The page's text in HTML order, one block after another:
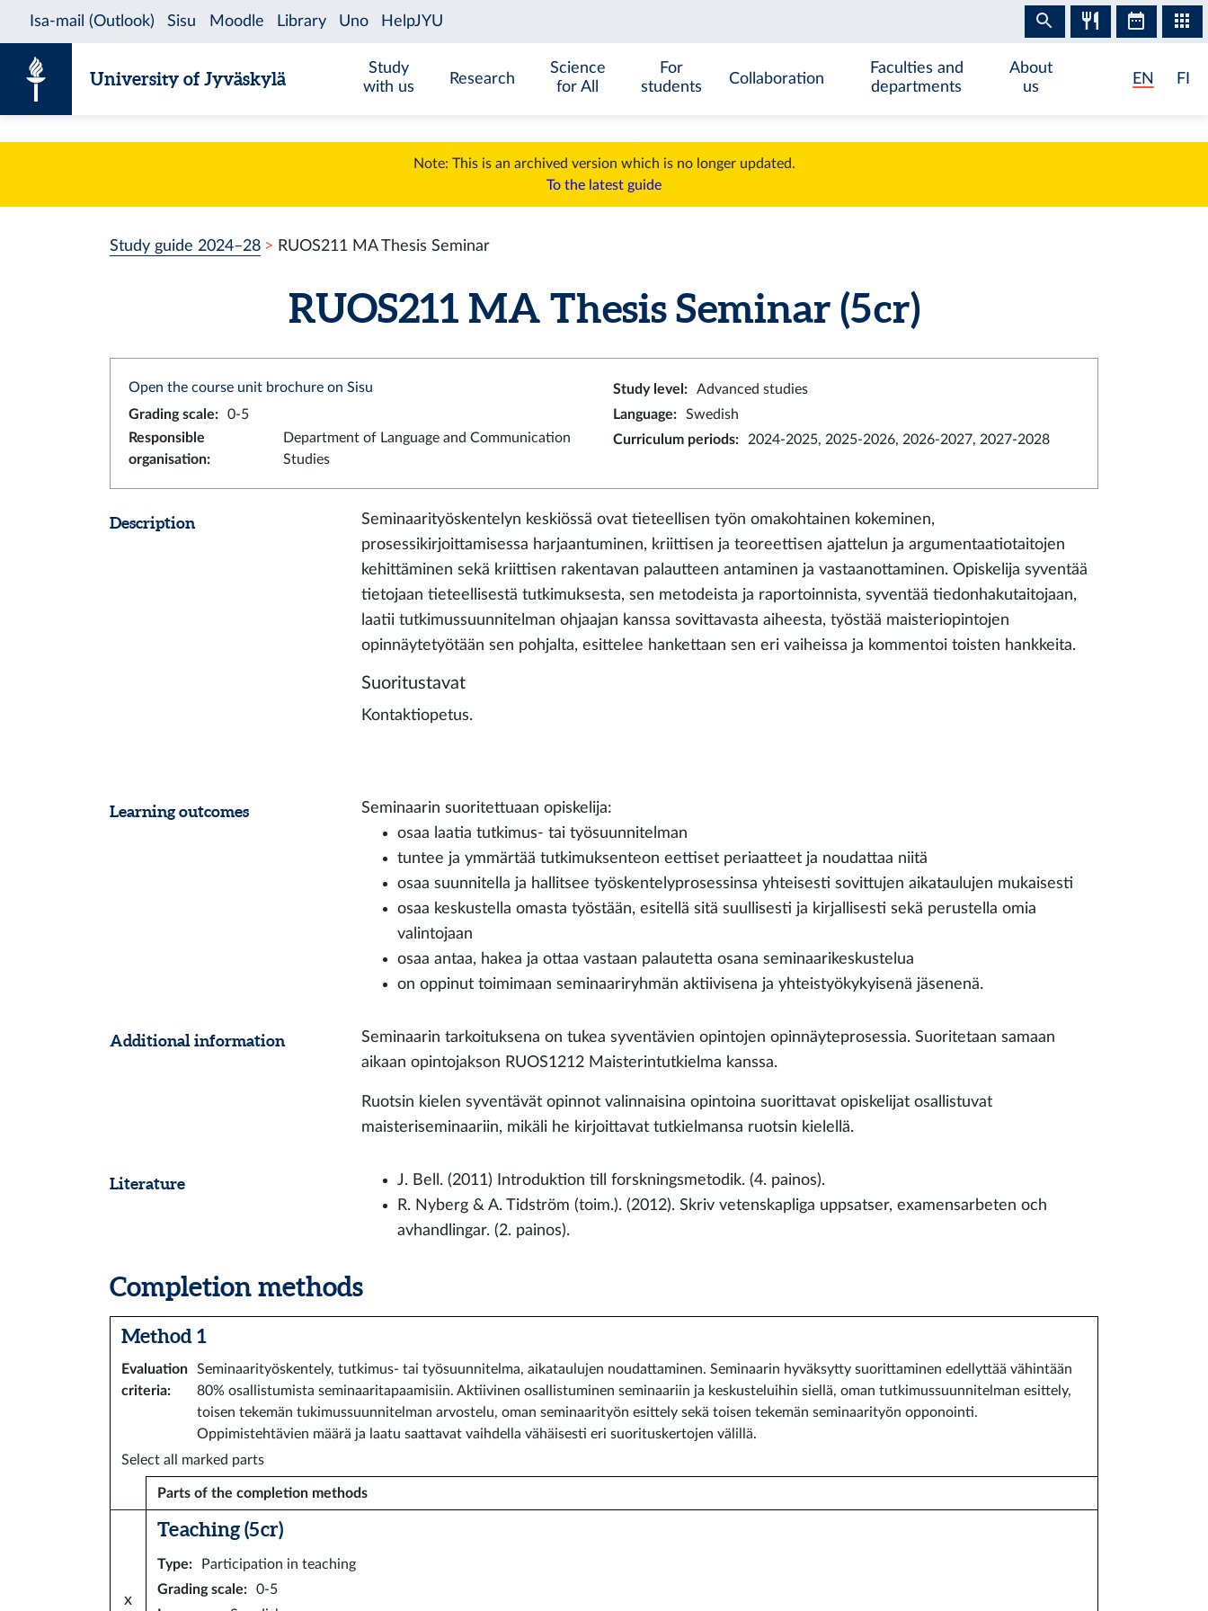
University of Jyväskylä
Study
with us
Research
Science
for All
For
students
Collaboration
Faculties and
departments
About
us
EN FI
Note: This is an archived version which is no longer updated.
To the latest guide
Study guide 2024–28 RUOS211 MA Thesis Seminar
RUOS211 MA Thesis Seminar (5 cr)
Open the course unit brochure on Sisu Study level :
Advanced studies
Grading scale: 0-5 Language:
Swedish
Responsible
organisation:
Department of Language and Communication
Studies
Curriculum periods: 2024-2025, 2025-2026, 2026-2027, 2027-2028
Description
Seminaarityöskentelyn keskiössä ovat tieteellisen työn omakohtainen kokeminen,
prosessikirjoittamisessa harjaantuminen, kriittisen ja teoreettisen ajattelun ja argumentaatiotaitojen
kehittäminen sekä kriittisen rakentavan palautteen antaminen ja vastaanottaminen. Opiskelija syventää
tietojaan tieteellisestä tutkimuksesta, sen metodeista ja raportoinnista, syventää tiedonhakutaitojaan,
laatii tutkimussuunnitelman ohjaajan kanssa sovittavasta aiheesta, työstää maisteriopintojen
opinnäytetyötään sen pohjalta, esittelee hankettaan sen eri vaiheissa ja kommentoi toisten hankkeita.
Suoritustavat
Kontaktiopetus.
Learning outcomes
Seminaarin suoritettuaan opiskelija:
osaa laatia tutkimus- tai työsuunnitelman
tuntee ja ymmärtää tutkimuksenteon eettiset periaatteet ja noudattaa niitä
osaa suunnitella ja hallitsee työskentelyprosessinsa yhteisesti sovittujen aikataulujen mukaisesti
osaa keskustella omasta työstään, esitellä sitä suullisesti ja kirjallisesti sekä perustella omia
valintojaan
osaa antaa, hakea ja ottaa vastaan palautetta osana seminaarikeskustelua
on oppinut toimimaan seminaariryhmän aktiivisena ja yhteistyökykyisenä jäsenenä.
Additional information
Seminaarin tarkoituksena on tukea syventävien opintojen opinnäyteprosessia. Suoritetaan samaan
aikaan opintojakson RUOS1212 Maisterintutkielma kanssa.
Ruotsin kielen syventävät opinnot valinnaisina opintoina suorittavat opiskelijat osallistuvat
maisteriseminaariin, mikäli he kirjoittavat tutkielmansa ruotsin kielellä.
Literature
J. Bell. (2011) Introduktion till forskningsmetodik. (4. painos).
R. Nyberg & A. Tidström (toim.). (2012). Skriv vetenskapliga uppsatser, examensarbeten och
avhandlingar. (2. painos).
Completion methods
Method 1
Evaluation
criteria:
Seminaarityöskentely, tutkimus- tai työsuunnitelma, aikataulujen noudattaminen. Seminaarin hyväksytty suorittaminen edellyttää vähintään
80% osallistumista seminaaritapaamisiin. Aktiivinen osallistuminen seminaariin ja keskusteluihin siellä, oman tutkimussuunnitelman esittely,
toisen tekemän tukimussuunnitelman arvostelu, oman seminaarityön esittely sekä toisen tekemän seminaarityön opponointi.
Oppimistehtävien määrä ja laatu saattavat vaihdella vähäisesti eri suorituskertojen välillä.
Select all marked parts
Parts of the completion methods
x
Teaching (5 cr)
Type:
Participation in teaching
Grading scale:
0-5